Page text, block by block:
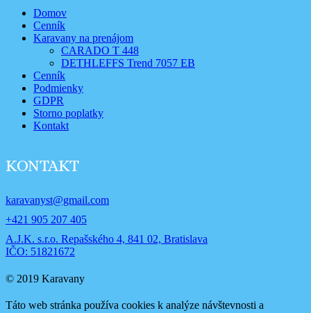
Domov
Cenník
Karavany na prenájom
CARADO T 448
DETHLEFFS Trend 7057 EB
Cenník
Podmienky
GDPR
Storno poplatky
Kontakt
KONTAKT
karavanyst@gmail.com
+421 905 207 405
A.J.K. s.r.o. Repašského 4, 841 02, Bratislava
IČO: 51821672
© 2019 Karavany
Táto web stránka používa cookies k analýze návštevnosti a